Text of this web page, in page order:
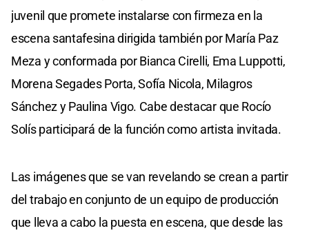
juvenil que promete instalarse con firmeza en la
escena santafesina dirigida también por María Paz
Meza y conformada por Bianca Cirelli, Ema Luppotti,
Morena Segades Porta, Sofía Nicola, Milagros
Sánchez y Paulina Vigo. Cabe destacar que Rocío
Solís participará de la función como artista invitada.
Las imágenes que se van revelando se crean a partir
del trabajo en conjunto de un equipo de producción
que lleva a cabo la puesta en escena, que desde las